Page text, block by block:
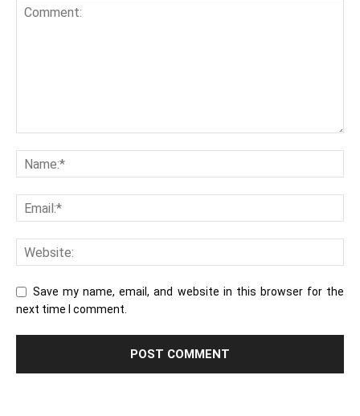
Save my name, email, and website in this browser for the
next time I comment.